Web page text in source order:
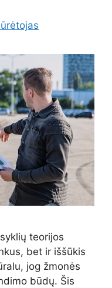
teorijos
bet ir iššūkis
jog žmonės
būdų. Šis